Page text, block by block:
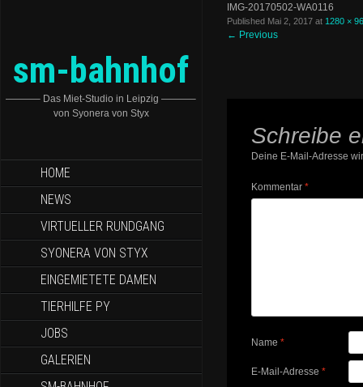
sm-bahnhof
———– Das Miet-Studio in Leipzig ———–
von Syonera von Styx
HOME
NEWS
VIRTUELLER RUNDGANG
SYONERA VON STYX
EINGEMIETETE DAMEN
TIERHILFE PY
JOBS
GALERIEN
IMG-20170502-WA0116
Published Mai 2, 2017 at 1280 ×
← Previous
Schreibe
Deine E-Mail-Adresse
Kommentar *
Name *
E-Mail-Adresse *